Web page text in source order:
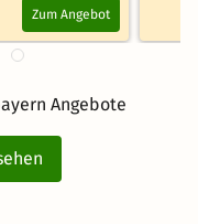
Zum Angebot
Angebote